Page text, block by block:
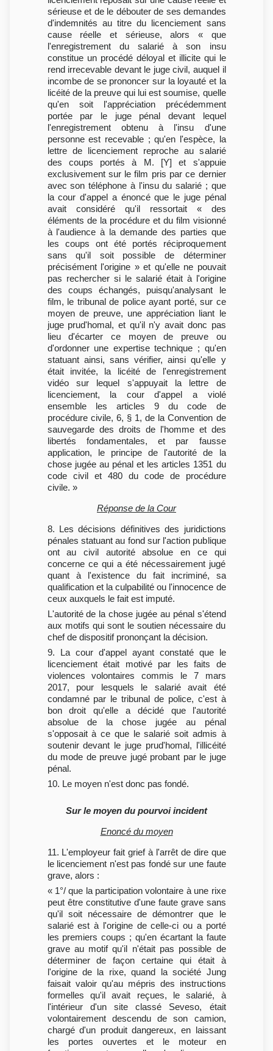
sérieuse et de le débouter de ses demandes
d'indemnités au titre du licenciement sans
cause réelle et sérieuse, alors « que
l'enregistrement du salarié à son insu
constitue un procédé déloyal et illicite qui le
rend irrecevable devant le juge civil, auquel il
incombe de se prononcer sur la loyauté et la
licéité de la preuve qui lui est soumise, quelle
qu'en soit l'appréciation précédemment
portée par le juge pénal devant lequel
l'enregistrement obtenu à l'insu d'une
personne est recevable ; qu'en l'espèce, la
lettre de licenciement reproche au salarié
des coups portés à M. [Y] et s'appuie
exclusivement sur le film pris par ce dernier
avec son téléphone à l'insu du salarié ; que
la cour d'appel a énoncé que le juge pénal
avait considéré qu'il ressortait « des
éléments de la procédure et du film visionné
à l'audience à la demande des parties que
les coups ont été portés réciproquement
sans qu'il soit possible de déterminer
précisément l'origine » et qu'elle ne pouvait
pas rechercher si le salarié était à l'origine
des coups échangés, puisqu'analysant le
film, le tribunal de police ayant porté, sur ce
moyen de preuve, une appréciation liant le
juge prud'homal, et qu'il n'y avait donc pas
lieu d'écarter ce moyen de preuve ou
d'ordonner une expertise technique ; qu'en
statuant ainsi, sans vérifier, ainsi qu'elle y
était invitée, la licéité de l'enregistrement
vidéo sur lequel s'appuyait la lettre de
licenciement, la cour d'appel a violé
ensemble les articles 9 du code de
procédure civile, 6, § 1, de la Convention de
sauvegarde des droits de l'homme et des
libertés fondamentales, et par fausse
application, le principe de l'autorité de la
chose jugée au pénal et les articles 1351 du
code civil et 480 du code de procédure
civile. »
Réponse de la Cour
8. Les décisions définitives des juridictions
pénales statuant au fond sur l'action publique
ont au civil autorité absolue en ce qui
concerne ce qui a été nécessairement jugé
quant à l'existence du fait incriminé, sa
qualification et la culpabilité ou l'innocence de
ceux auxquels le fait est imputé.
L'autorité de la chose jugée au pénal s'étend
aux motifs qui sont le soutien nécessaire du
chef de dispositif prononçant la décision.
9. La cour d'appel ayant constaté que le
licenciement était motivé par les faits de
violences volontaires commis le 7 mars
2017, pour lesquels le salarié avait été
condamné par le tribunal de police, c'est à
bon droit qu'elle a décidé que l'autorité
absolue de la chose jugée au pénal
s'opposait à ce que le salarié soit admis à
soutenir devant le juge prud'homal, l'illicéité
du mode de preuve jugé probant par le juge
pénal.
10. Le moyen n'est donc pas fondé.
Sur le moyen du pourvoi incident
Enoncé du moyen
11. L'employeur fait grief à l'arrêt de dire que
le licenciement n'est pas fondé sur une faute
grave, alors :
« 1°/ que la participation volontaire à une rixe
peut être constitutive d'une faute grave sans
qu'il soit nécessaire de démontrer que le
salarié est à l'origine de celle-ci ou a porté
les premiers coups ; qu'en écartant la faute
grave au motif qu'il n'était pas possible de
déterminer de façon certaine qui était à
l'origine de la rixe, quand la société Jung
faisait valoir qu'au mépris des instructions
formelles qu'il avait reçues, le salarié, à
l'intérieur d'un site classé Seveso, était
volontairement descendu de son camion,
chargé d'un produit dangereux, en laissant
les portes ouvertes et le moteur en